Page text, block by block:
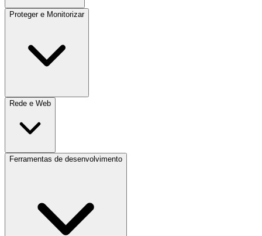
Proteger e Monitorizar
Rede e Web
Ferramentas de desenvolvimento